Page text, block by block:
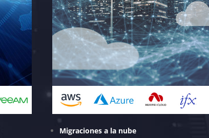
Migraciones a la nube